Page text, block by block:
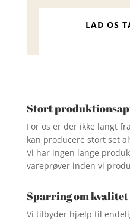
LAD OS
Stort
For os er der ikke langt
kan producere stort set
Vi har ingen lange
vareprøver inden vi
Sparring om kvalitet
Vi tilbyder hjælp til